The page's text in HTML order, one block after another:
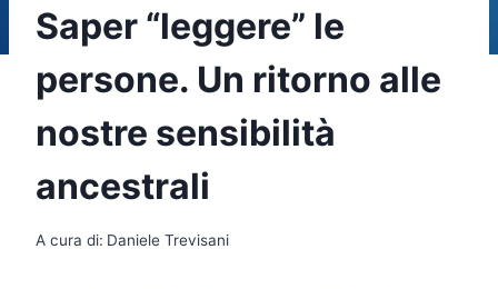
Saper “leggere” le
persone. Un ritorno alle
nostre sensibilità
ancestrali
A cura di: Daniele Trevisani